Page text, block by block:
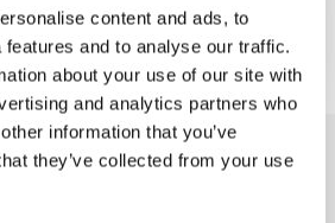
content and ads, to
and to analyse our traffic.
about your use of our site with
and analytics partners who
information that you’ve
they’ve collected from your use
simili o correlati